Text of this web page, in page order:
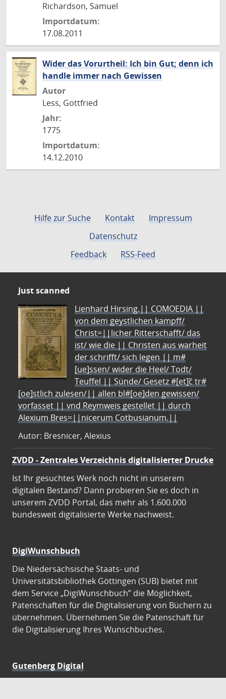
Richardson, Samuel
Importdatum:
17.08.2011
Wider das Vorurtheil: Ich bin Gut; denn ich
handle immer nach Gewissen
Autor
Less, Gottfried
Jahr:
1775
Importdatum:
14.12.2010
Hilfe zur Suche Kontakt
Impressum
Datenschutz
Feedback
RSS-Feed
Just scanned
Lienhard Hirsing.|| COMOEDIA ||
von dem geystlichen kampff/
Christ=||licher Ritterschafft/ das
ist/ wie die || Christen aus warheit
der schrifft/ sich legen || m#
[ue]ssen/ wider die Heel/ Todt/
Teuffel || Sünde/ Gesetz #[et]c̃ tr#
[oe]stlich zulesen/|| allen bl#[oe]den gewissen/
vorfasset || vnd Reymweis gestellet || durch
Alexium Bres=||nicerum Cotbusianum.||
Autor: Bresnicer, Alexius
ZVDD - Zentrales Verzeichnis digitalisierter Drucke
Ist Ihr gesuchtes Werk noch nicht in unserem
digitalen Bestand? Dann probieren Sie es doch in
unserem ZVDD Portal, das mehr als 1.600.000
bundesweit digitalisierte Werke nachweist.
DigiWunschbuch
Die Niedersächsische Staats- und
Universitätsbibliothek Göttingen (SUB) bietet mit
dem Service „DigiWunschbuch” die Möglichkeit,
Patenschaften für die Digitalisierung von Büchern zu
übernehmen. Übernehmen Sie die Patenschaft für
die Digitalisierung Ihres Wunschbuches.
Gutenberg Digital